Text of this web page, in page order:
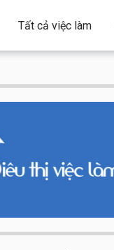
Tất cả việc làm